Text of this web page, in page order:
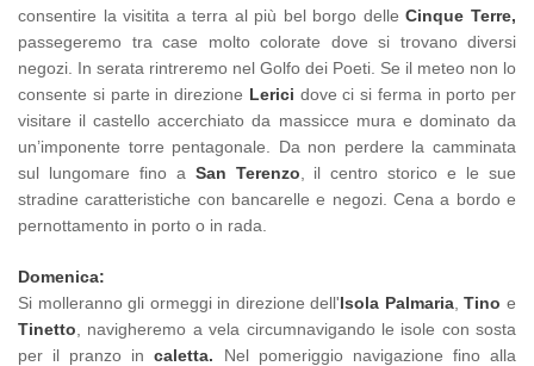
consentire la visitita a terra al più bel borgo delleCinque Terre,
passegeremo tra case molto colorate dove si trovano diversi
negozi . In serata rintreremo nel Golfo dei Poeti. Se il meteo non lo
consente si parte in direzione Lerici dove ci si ferma in porto per
visitare il castello accerchiato da massicce mura e dominato da
un’imponente torre pentagonale. Da non perdere la camminata
sul lungomare fino a San Terenzo , il centro storico e le sue
stradine caratteristiche con bancarelle e negozi. Cena a bordo e
pernottamento in porto o in rada.
Domenica:
Si molleranno gli ormeggi in direzione dell'Isola Palmaria,Tino e
Tinetto , navigheremo a vela circumnavigando le isole con sosta
per il pranzo in caletta. Nel pomeriggio navigazione fino alla